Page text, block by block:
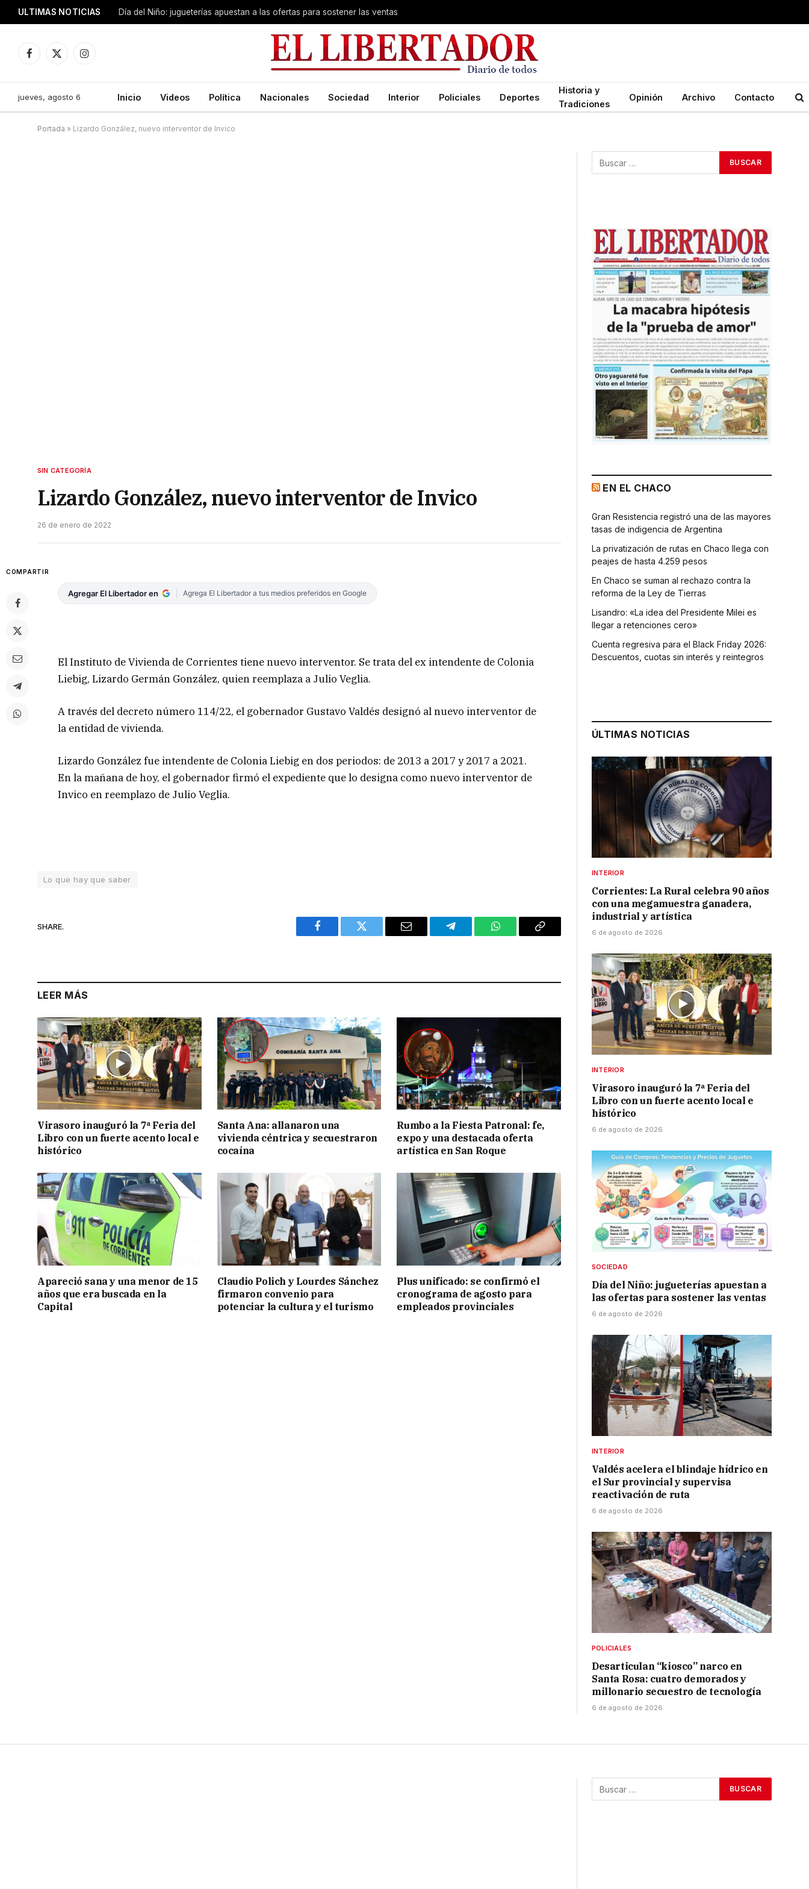
ULTIMAS NOTICIAS Día del Niño: jugueterías apuestan a las ofertas para sostener las ventas
Facebook
X
Instagram
jueves, agosto 6 Inicio Videos Política Nacionales Sociedad Interior Policiales Deportes
Historia y
Tradiciones
Opinión Archivo Contacto
Portada » Lizardo González, nuevo interventor de Invico
SIN CATEGORÍA
Lizardo González, nuevo interventor de Invico
26 de enero de 2022
COMPARTIR
Agregar El Libertador en Agrega El Libertador a tus medios preferidos en Google
El Instituto de Vivienda de Corrientes tiene nuevo interventor. Se trata del ex intendente de Colonia
Liebig, Lizardo Germán González, quien reemplaza a Julio Veglia.
A través del decreto número 114/22, el gobernador Gustavo Valdés designó al nuevo interventor de
la entidad de vivienda.
Lizardo González fue intendente de Colonia Liebig en dos periodos: de 2013 a 2017 y 2017 a 2021.
En la mañana de hoy, el gobernador firmó el expediente que lo designa como nuevo interventor de
Invico en reemplazo de Julio Veglia.
Lo que hay que saber
SHARE.
Facebook Twitter Email Telegram WhatsAppCopy
LEER MÁS
Virasoro inauguró la 7ª Feria del
Libro con un fuerte acento local e
histórico
Santa Ana: allanaron una
vivienda céntrica y secuestraron
cocaína
Rumbo a la Fiesta Patronal: fe,
expo y una destacada oferta
artística en San Roque
Apareció sana y una menor de 15
años que era buscada en la
Capital
Claudio Polich y Lourdes Sánchez
firmaron convenio para
potenciar la cultura y el turismo
Plus unificado: se confirmó el
cronograma de agosto para
empleados provinciales
EN EL CHACO
Gran Resistencia registró una de las mayores
tasas de indigencia de Argentina
La privatización de rutas en Chaco llega con
peajes de hasta 4.259 pesos
En Chaco se suman al rechazo contra la
reforma de la Ley de Tierras
Lisandro: «La idea del Presidente Milei es
llegar a retenciones cero»
Cuenta regresiva para el Black Friday 2026:
Descuentos, cuotas sin interés y reintegros
ÚLTIMAS NOTICIAS
INTERIOR
Corrientes: La Rural celebra 90 años
con una megamuestra ganadera,
industrial y artística
6 de agosto de 2026
INTERIOR
Virasoro inauguró la 7ª Feria del
Libro con un fuerte acento local e
histórico
6 de agosto de 2026
SOCIEDAD
Día del Niño: jugueterías apuestan a
las ofertas para sostener las ventas
6 de agosto de 2026
INTERIOR
Valdés acelera el blindaje hídrico en
el Sur provincial y supervisa
reactivación de ruta
6 de agosto de 2026
POLICIALES
Desarticulan “kiosco” narco en
Santa Rosa: cuatro demorados y
millonario secuestro de tecnología
6 de agosto de 2026